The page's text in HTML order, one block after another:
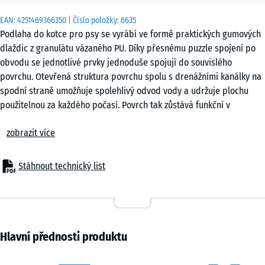
EAN:4251469366350 | Číslo položky:6635
Podlaha do kotce pro psy se vyrábí ve formě praktických gumových
dlaždic z granulátu vázaného PU. Díky přesnému puzzle spojení po
obvodu se jednotlivé prvky jednoduše spojují do souvislého
povrchu. Otevřená struktura povrchu spolu s drenážními kanálky na
spodní straně umožňuje spolehlivý odvod vody a udržuje plochu
použitelnou za každého počasí. Povrch tak zůstává funkční v
Stabilní spojení dlaždic
nutnosti lepení nebo šroubování. Po položení vzniká kompaktní
plocha, která drží tvar i při každodenním pohybu psů. Dlaždice lze
omezuje možnost nadzvednutí jednotlivých dílů a přispívá k celkové
Snadná pokládka
Povrch kotce lze pokládat na beton, asfalt nebo zámkovou dlažbu.
zobrazit více
Stáhnout technický list
cm
|
0,25
m²
50
50
cm
- 83,00 Kč
Hlavní přednosti produktu